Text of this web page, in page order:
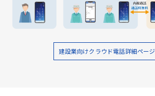
建設業向けクラウド電話詳細ページ